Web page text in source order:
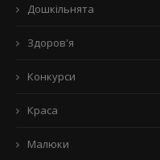
Дошкільнята
Здоров'я
Конкурси
Краса
Малюки